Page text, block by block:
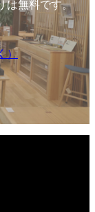
は無料です。
）